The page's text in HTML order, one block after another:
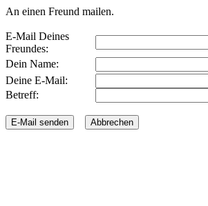
An einen Freund mailen.
E-Mail Deines
Freundes:
Dein Name:
Deine E-Mail:
Betreff: